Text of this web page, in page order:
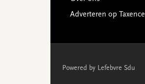
Adverteren op Taxence
Powered by Lefebvre Sdu